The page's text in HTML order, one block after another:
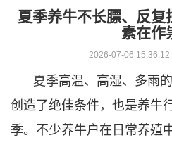
夏季养牛不长膘、反复
素在作
2026-07-06
夏季高温、高湿、多雨
创造了绝佳条件，也是养牛
季。不少养牛户在日常养殖